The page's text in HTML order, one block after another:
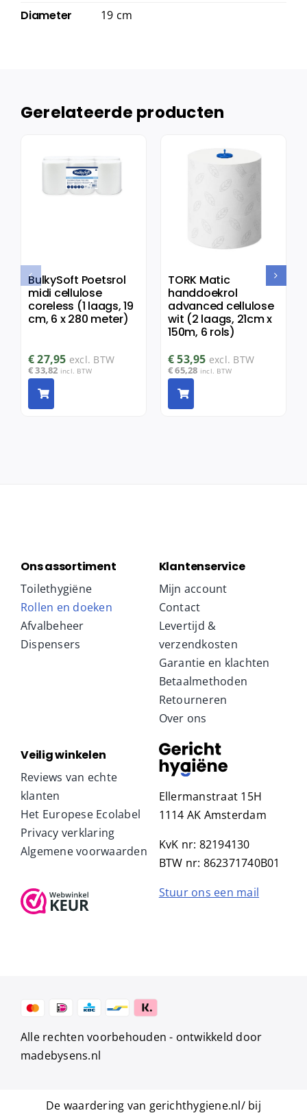
Diameter 19 cm
Gerelateerde producten
BulkySoft Poetsrol
midi cellulose
coreless (1 laags, 19
cm, 6 x 280 meter)
€27,95 excl. BTW
€33,82 incl. BTW
TORK Matic
handdoekrol
advanced cellulose
wit (2 laags, 21cm x
150m, 6 rols)
€53,95 excl. BTW
€65,28 incl. BTW
Ons assortiment
Toilethygiëne
Rollen en doeken
Afvalbeheer
Dispensers
Klantenservice
Mijn account
Contact
Levertijd &
verzendkosten
Garantie en klachten
Betaalmethoden
Retourneren
Over ons
Veilig winkelen
Reviews van echte
klanten
Het Europese Ecolabel
Privacy verklaring
Algemene voorwaarden
Ellermanstraat 15H
1114 AK Amsterdam
KvK nr: 82194130
BTW nr: 862371740B01
Stuur ons een mail
Alle rechten voorbehouden - ontwikkeld door
madebysens.nl
De waardering van gerichthygiene.nl/ bij